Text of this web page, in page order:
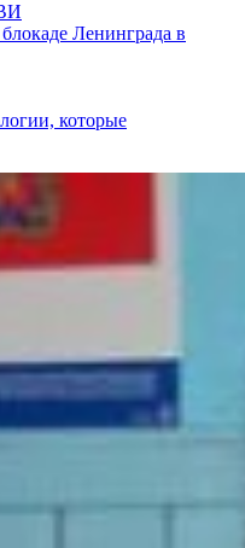
Ленинграда в
которые